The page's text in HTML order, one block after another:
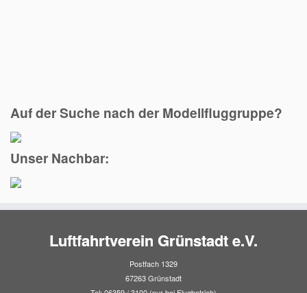
Auf der Suche nach der Modellfluggruppe?
Unser Nachbar:
Luftfahrtverein Grünstadt e.V.
Postfach 1329
67263 Grünstadt